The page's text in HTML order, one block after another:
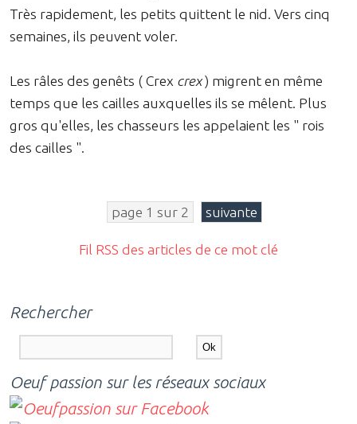
Très rapidement, les petits quittent le nid. Vers cinq
semaines, ils peuvent voler.
Les râles des genêts ( Crex crex) migrent en même
temps que les cailles auxquelles ils se mêlent. Plus
gros qu'elles, les chasseurs les appelaient les " rois
des cailles ".
page 1 sur 2 suivante
Fil RSS des articles de ce mot clé
Rechercher
Oeuf passion sur les réseaux sociaux